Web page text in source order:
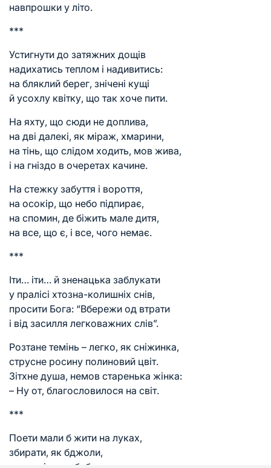
навпрошки у літо.
***
Устигнути до затяжних дощів
надихатись теплом і надивитись:
на бляклий берег, знічені кущі
й усохлу квітку, що так хоче пити.
На яхту, що сюди не доплива,
на дві далекі, як міраж, хмарини,
на тінь, що слідом ходить, мов жива,
і на гніздо в очеретах качине.
На стежку забуття і вороття,
на осокір, що небо підпирає,
на спомин, де біжить мале дитя,
на все, що є, і все, чого немає.
***
Іти… іти… й зненацька заблукати
у пралісі хтозна-колишніх снів,
просити Бога: “Вбережи од втрати
і від засилля легковажних слів”.
Розтане темінь – легко, як сніжинка,
струсне росину полиновий цвіт.
Зітхне душа, немов старенька жінка:
– Ну от, благословилося на світ.
***
Поети мали б жити на луках,
збирати, як бджоли,